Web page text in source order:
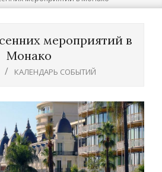
мероприятий в
Монако
КАЛЕНДАРЬ СОБЫТИЙ